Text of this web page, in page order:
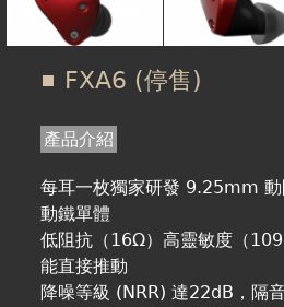
FXA6 (停售)
產品介紹
每耳一枚獨家研發 9.25mm 動
動鐵單體
低阻抗（16Ω）高靈敏度（
能直接推動
降噪等級 (NRR) 達22dB，隔